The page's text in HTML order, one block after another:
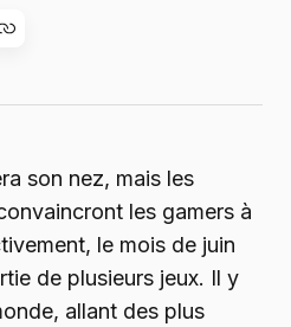
son nez, mais les
les gamers à
le mois de juin
de plusieurs jeux. Il y
allant des plus